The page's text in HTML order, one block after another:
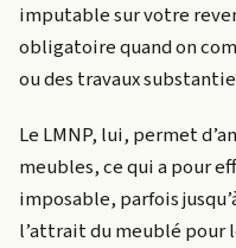
imputable sur votre
obligatoire quand on
ou des travaux
Le LMNP, lui, permet
meubles, ce qui a pour
imposable, parfois
l’attrait du meublé pour